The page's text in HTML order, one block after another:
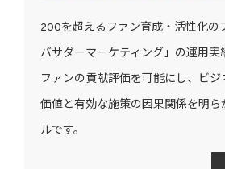
200を超えるファン育成・活性化の
バサダーマーケティング」の運用実
ファンの貢献評価を可能にし、ビ
価値と有効な施策の因果関係を明
ルです。